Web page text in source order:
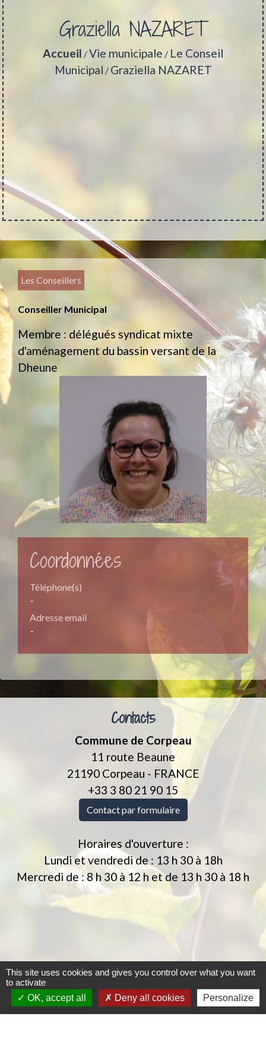
Graziella NAZARET
Accueil /Vie municipale / Le Conseil
Municipal / Graziella NAZARET
Les Conseillers
Conseiller Municipal
Membre : délégués syndicat mixte
d'aménagement du bassin versant de la
Dheune
Coordonnées
Téléphone(s)
-
Adresse email
-
Contacts
Commune de Corpeau
11 route Beaune
21190 Corpeau - FRANCE
+33 3 80 21 90 15
Contact par formulaire
Horaires d'ouverture :
Lundi et vendredi de : 13 h 30 à 18h
Mercredi de : 8 h 30 à 12 h et de 13 h 30 à 18 h
Jumelages
This site uses cookies and gives you control over what you want
to activate
OK, accept all
Deny all cookies Personalize